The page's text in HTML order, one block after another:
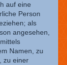
auf eine
Person
als
angesehen,
Namen, zu
zu einer